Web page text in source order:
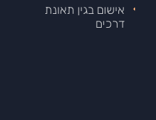
אישום בגין תאונת
דרכים